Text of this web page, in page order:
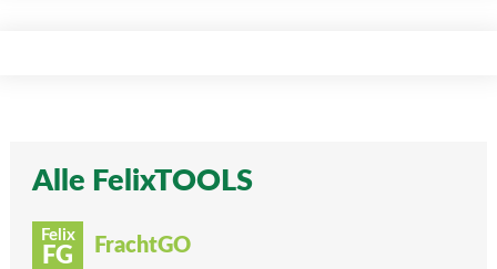
Alle FelixTOOLS
Felix
FG FrachtGO